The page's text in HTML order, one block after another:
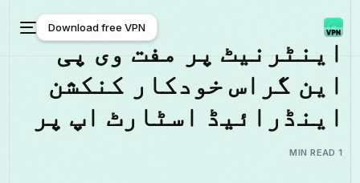
Download free VPN
Download free VPN
اینٹرنیٹ پر مفت وی پی
این گراس خودکار کنکشن
اینڈرائیڈ اسٹارٹ اپ پر